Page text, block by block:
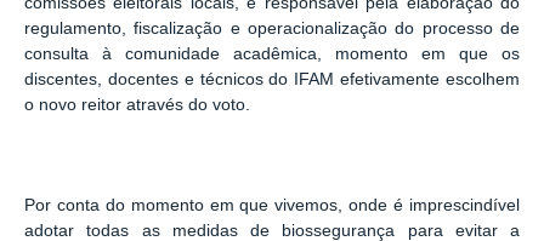
regulamento, fiscalização e operacionalização do processo de
consulta à comunidade acadêmica, momento em que os
discentes, docentes e técnicos do IFAM efetivamente escolhem
o novo reitor através do voto.
Por conta do momento em que vivemos, onde é imprescindível
adotar todas as medidas de biossegurança para evitar a